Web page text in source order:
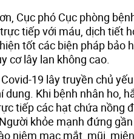
Cục phó Cục phòng
tiếp với máu, dịch tiết
tốt các biện pháp bảo
cơ lây lan không cao.
19 lây truyền chủ
dung. Khi bệnh nhân ho,
tiếp các hạt chứa nồng
khỏe mạnh đứng
niêm mạc mắt, mũi,